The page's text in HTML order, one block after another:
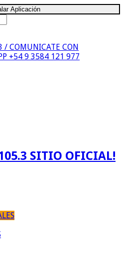
Aplicación
/ COMUNICATE CON
+54 9 3584 121 977
SITIO OFICIAL!